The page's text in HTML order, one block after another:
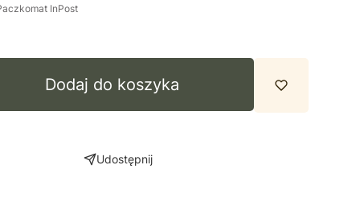
InPost
Dodaj do koszyka
Udostępnij